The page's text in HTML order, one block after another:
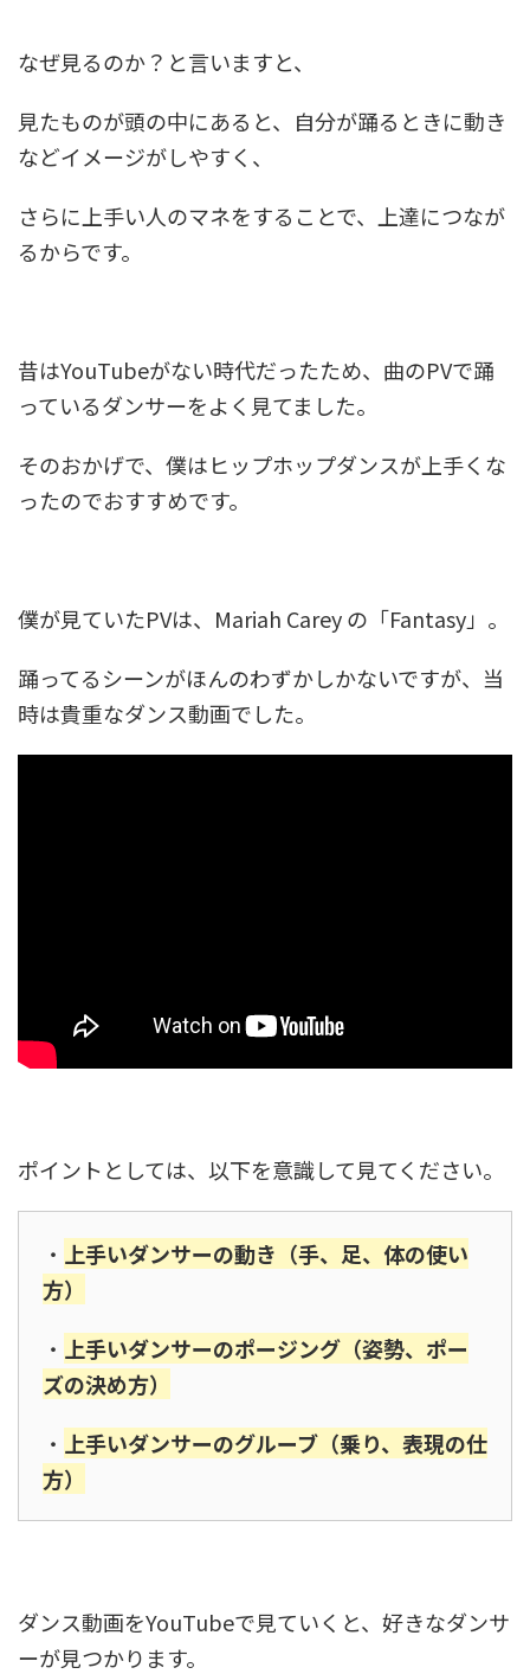
なぜ見るのか？と言いますと、
見たものが頭の中にあると、自分が踊るときに動き
などイメージがしやすく、
さらに上手い人のマネをすることで、上達につなが
るからです。
昔はYouTubeがない時代だったため、曲のPVで踊
っているダンサーをよく見てました。
そのおかげで、僕はヒップホップダンスが上手くな
ったのでおすすめです。
僕が見ていたPVは、Mariah Carey の「Fantasy」。
踊ってるシーンがほんのわずかしかないですが、当
時は貴重なダンス動画でした。
ポイントとしては、以下を意識して見てください。
・ 上手いダンサーの動き（手、足、体の使い
方）
・ 上手いダンサーのポージング（姿勢、ポー
ズの決め方）
・ 上手いダンサーのグルーブ（乗り、表現の仕
方）
ダンス動画をYouTubeで見ていくと、好きなダンサ
ーが見つかります。